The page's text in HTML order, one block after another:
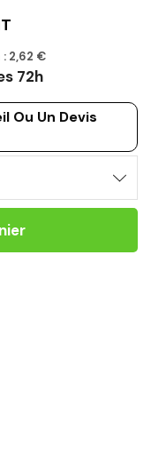
: 2,62 €
72h
Ou Un Devis